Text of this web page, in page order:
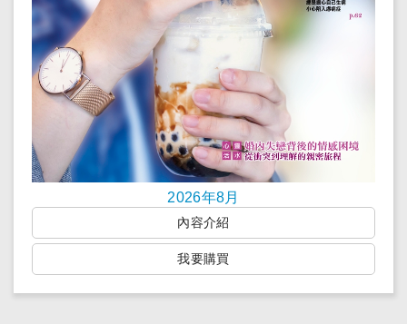
2026年8月
內容介紹
我要購買